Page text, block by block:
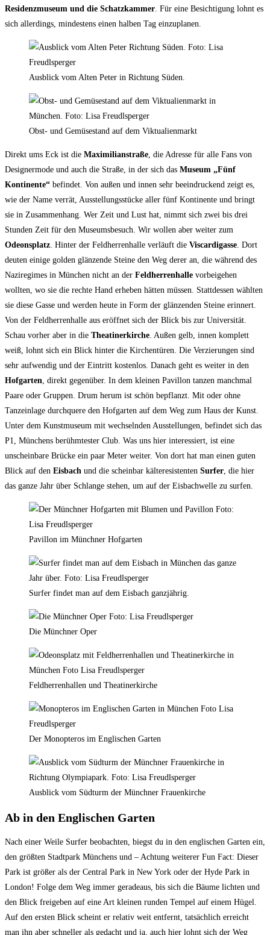
Residenzmuseum und die Schatzkammer . Für eine Besichtigung lohnt es
sich allerdings, mindestens einen halben Tag einzuplanen.
Ausblick vom Alten Peter in Richtung Süden.
Obst- und Gemüsestand auf dem Viktualienmarkt
Direkt ums Eck ist die Maximilianstraße , die Adresse für alle Fans von
Designermode und auch die Straße, in der sich das Museum „Fünf
Kontinente“ befindet. Von außen und innen sehr beeindruckend zeigt es,
wie der Name verrät, Ausstellungsstücke aller fünf Kontinente und bringt
sie in Zusammenhang. Wer Zeit und Lust hat, nimmt sich zwei bis drei
Stunden Zeit für den Museumsbesuch. Wir wollen aber weiter zum
Odeonsplatz . Hinter der Feldherrenhalle verläuft die Viscardigasse . Dort
deuten einige golden glänzende Steine den Weg derer an, die während des
Naziregimes in München nicht an der Feldherrenhalle vorbeigehen
wollten, wo sie die rechte Hand erheben hätten müssen. Stattdessen wählten
sie diese Gasse und werden heute in Form der glänzenden Steine erinnert.
Von der Feldherrenhalle aus eröffnet sich der Blick bis zur Universität.
Schau vorher aber in die Theatinerkirche . Außen gelb, innen komplett
weiß, lohnt sich ein Blick hinter die Kirchentüren. Die Verzierungen sind
sehr aufwendig und der Eintritt kostenlos. Danach geht es weiter in den
Hofgarten , direkt gegenüber. In dem kleinen Pavillon tanzen manchmal
Paare oder Gruppen. Drum herum ist schön bepflanzt. Mit oder ohne
Tanzeinlage durchquere den Hofgarten auf dem Weg zum Haus der Kunst.
Unter dem Kunstmuseum mit wechselnden Ausstellungen, befindet sich das
P1, Münchens berühmtester Club. Was uns hier interessiert, ist eine
unscheinbare Brücke ein paar Meter weiter. Von dort hat man einen guten
Blick auf den Eisbach und die scheinbar kälteresistenten Surfer , die hier
das ganze Jahr über Schlange stehen, um auf der Eisbachwelle zu surfen.
Pavillon im Münchner Hofgarten
Surfer findet man auf dem Eisbach ganzjährig.
Die Münchner Oper
Feldherrenhallen und Theatinerkirche
Der Monopteros im Englischen Garten
Ausblick vom Südturm der Münchner Frauenkirche
Ab in den Englischen Garten
Nach einer Weile Surfer beobachten, biegst du in den englischen Garten ein,
den größten Stadtpark Münchens und – Achtung weiterer Fun Fact: Dieser
Park ist größer als der Central Park in New York oder der Hyde Park in
London! Folge dem Weg immer geradeaus, bis sich die Bäume lichten und
den Blick freigeben auf eine Art kleinen runden Tempel auf einem Hügel.
Auf den ersten Blick scheint er relativ weit entfernt, tatsächlich erreicht
man ihn aber schneller als gedacht und ja, auch hier lohnt sich der Weg